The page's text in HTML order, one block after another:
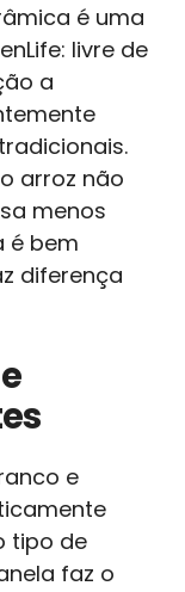
é uma
livre de
a
arroz não
menos
é bem
diferença
e
tipo de
faz o